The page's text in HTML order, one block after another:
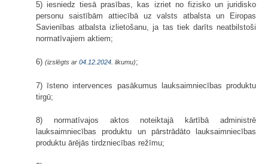
5) iesniedz tiesā prasības, kas izriet no fizisko un juridisko
personu saistībām attiecībā uz valsts atbalsta un Eiropas
Savienības atbalsta izlietošanu, ja tas tiek darīts neatbilstoši
normatīvajiem aktiem;
6) (izslēgts ar 04.12.2024 . likumu);
7) īsteno intervences pasākumus lauksaimniecības produktu
tirgū;
8) normatīvajos aktos noteiktajā kārtībā administrē
lauksaimniecības produktu un pārstrādāto lauksaimniecības
produktu ārējās tirdzniecības režīmu;